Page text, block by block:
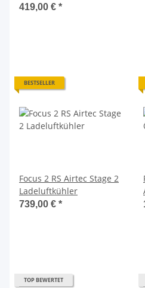
419,00 € *
BESTSELLER
Focus 2 RS Airtec Stage 2
Ladeluftkühler
739,00 € *
TOP BEWERTET